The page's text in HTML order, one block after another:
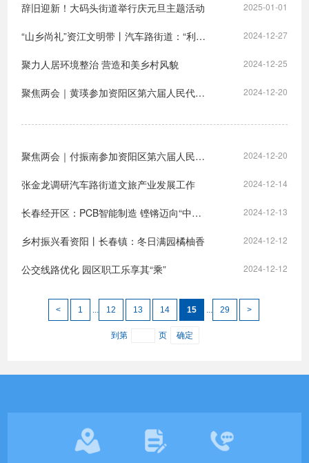
2025-01-01
辞旧迎新！大码头街道举行庆元旦主题活动
2024-12-27
“山乡尚礼”资江文明带丨汽车路街道：“利剑守护蓝天 安全禁毒促环保”宣传活动
2024-12-25
聚力人居环境整治 营造和美乡村风貌
2024-12-20
聚焦两会｜黄瑛参加资阳区第六届人民代表大会第四次会议第二代表团讨论审议
2024-12-20
聚焦两会｜付振南参加资阳区第六届人民代表大会第四次会议第三代表团讨论审议
2024-12-14
张金龙调研汽车路街道文旅产业发展工作
2024-12-13
长春经开区：PCB智能制造 铿锵迈向“中国PCB第三极”
2024-12-12
乡村振兴看资阳丨长春镇：冬日满园橘柚香
2024-12-12
公交线路优化 园区职工乐享其“乘”
< 1 ... 12 13 14 15 ... 29 >
到第 页 确定